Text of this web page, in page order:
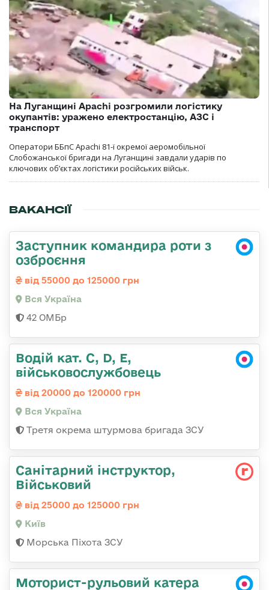
На Луганщині Apachi розгромили логістику
окупантів: уражено електростанцію, АЗС і
транспорт
Оператори ББпС Apachi 81-ї окремої аеромобільної
Слобожанської бригади на Луганщині завдали ударів по
ключових об’єктах логістики російських військ.
ВАКАНСІЇ
Заступник командира роти з
озброєння
від 55000 до 125000 грн
Вся Україна
42 ОМБр
Водій кат. С, D, Е,
військовослужбовець
від 20000 до 120000 грн
Вся Україна
Третя окрема штурмова бригада ЗСУ
Санітарний інструктор,
Військовий
від 25000 до 125000 грн
Київ
Морська Піхота ЗСУ
Моторист-рульовий катера